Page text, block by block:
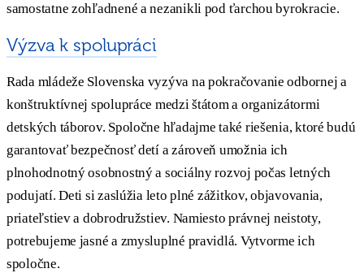
samostatne zohľadnené a nezanikli pod ťarchou byrokracie.
Výzva k spolupráci
Rada mládeže Slovenska vyzýva na pokračovanie odbornej a
konštruktívnej spolupráce medzi štátom a organizátormi
detských táborov. Spoločne hľadajme také riešenia, ktoré budú
garantovať bezpečnosť detí a zároveň umožnia ich
plnohodnotný osobnostný a sociálny rozvoj počas letných
podujatí. Deti si zaslúžia leto plné zážitkov, objavovania,
priateľstiev a dobrodružstiev. Namiesto právnej neistoty,
potrebujeme jasné a zmysluplné pravidlá. Vytvorme ich
spoločne.